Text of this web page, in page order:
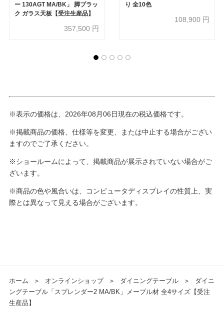
ー 130AGT MA/BK」 脚ブラッ
ク ガラス天板【受注生産品】
357,500 円
り 全10色
108,900 円
※表示の価格は、2026年08月06日現在の税込価格です。
※掲載商品の価格、仕様等を変更、または中止する場合がござい
ますのでご了承ください。
※ショールームによって、掲載商品が展示されていない場合がご
ざいます。
※商品の色や風合いは、コンピュータディスプレイの性質上、実
際とは異なって見える場合がございます。
ホーム ＞ オンラインショップ ＞ ダイニングテーブル ＞
ダイニ
ングテーブル「スプレンダー2 MA/BK」メープル材 全4サイズ【受注
生産品】